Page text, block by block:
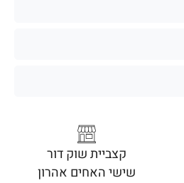
קצביית שוק דור
שישי האחים אהרון